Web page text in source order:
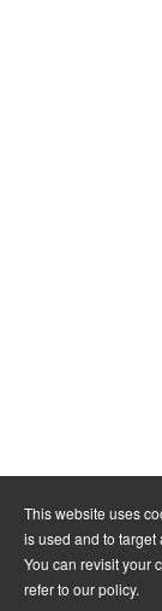
This website uses
is used and to target
You can revisit your
refer to our policy.